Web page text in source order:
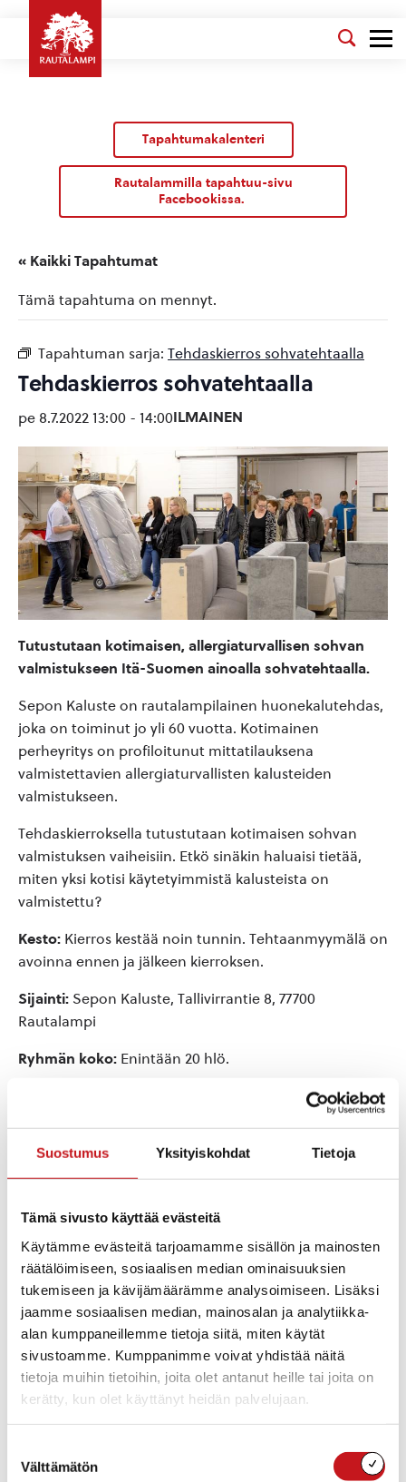
Suostumus Yksityiskohdat Tietoja
Tämä sivusto käyttää evästeitä
Käytämme evästeitä tarjoamamme sisällön ja mainosten
räätälöimiseen, sosiaalisen median ominaisuuksien
tukemiseen ja kävijämäärämme analysoimiseen. Lisäksi
jaamme sosiaalisen median, mainosalan ja analytiikka-
alan kumppaneillemme tietoja siitä, miten käytät
sivustoamme. Kumppanimme voivat yhdistää näitä
tietoja muihin tietoihin, joita olet antanut heille tai joita on
kerätty, kun olet käyttänyt heidän palvelujaan.
valinta
Välttämätön
Tapahtumakalenteri
Rautalammilla tapahtuu-sivu
Facebookissa.
« Kaikki Tapahtumat
Tämä tapahtuma on mennyt.
Tapahtuman sarja: Tehdaskierros sohvatehtaalla
Tehdaskierros sohvatehtaalla
pe 8.7.2022 13:00 - 14:00ILMAINEN
Tutustutaan kotimaisen, allergiaturvallisen sohvan
valmistukseen Itä-Suomen ainoalla sohvatehtaalla.
Sepon Kaluste on rautalampilainen huonekalutehdas,
joka on toiminut jo yli 60 vuotta. Kotimainen
perheyritys on profiloitunut mittatilauksena
valmistettavien allergiaturvallisten kalusteiden
valmistukseen.
Tehdaskierroksella tutustutaan kotimaisen sohvan
valmistuksen vaiheisiin. Etkö sinäkin haluaisi tietää,
miten yksi kotisi käytetyimmistä kalusteista on
valmistettu?
Kesto: Kierros kestää noin tunnin. Tehtaanmyymälä on
avoinna ennen ja jälkeen kierroksen.
Sijainti: Sepon Kaluste, Tallivirrantie 8, 77700
Rautalampi
Ryhmän koko: Enintään 20 hlö.
Hinta:Kierros on ilmainen. Voit tulla paikalle myös
ilman ennakkovarausta.
Lisää kalenteriin
TIEDOT
Päivämäärä:
pe 8.7.2022
Aika:
13:00 - 14:00
sohvatehtaalla
JÄRJESTÄJÄ
Sepon Kaluste Oy
Puhelin
040 414 9997
Sähköposti